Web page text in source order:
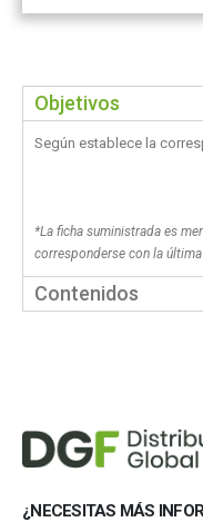
Objetivos
Según establece la
*La ficha suministrada es
corresponderse con la
Contenidos
¿NECESITAS MÁS